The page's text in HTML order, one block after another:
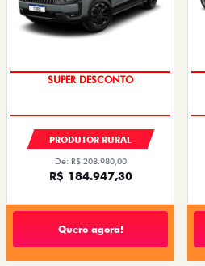
SUPER DESCONTO
PRODUTOR RURAL
De: R$ 208.980,00
R$ 184.947,30
Quero agora!